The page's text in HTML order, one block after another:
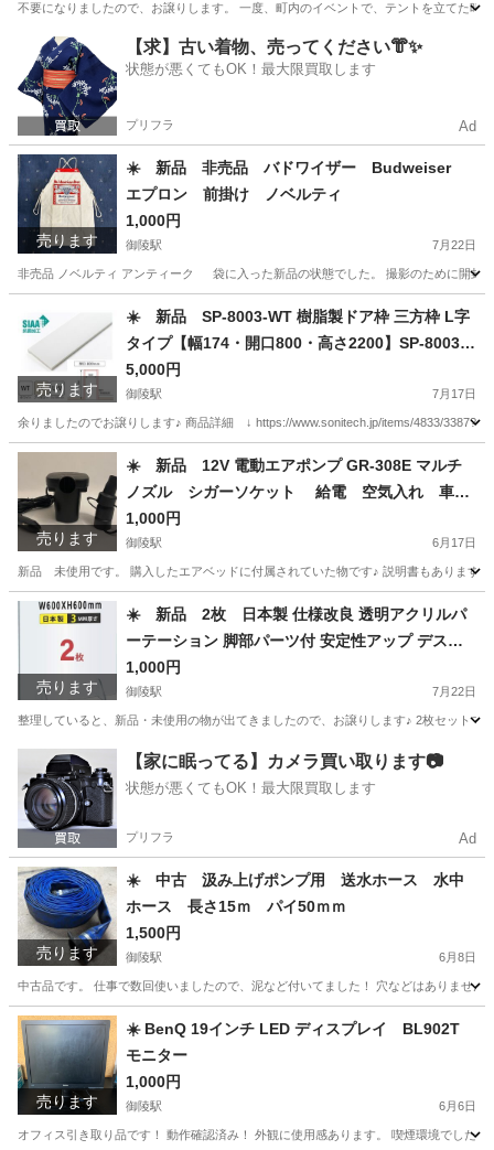
不要になりましたので、お譲りします。 一度、町内のイベントで、テントを立てた
京都 京都市 御陵駅 その他 重石
【求】古い着物、売ってください👘✨
状態が悪くてもOK！最大限買取します
プリフラ Ad
売ります
☀️ 新品 非売品 バドワイザー Budweiser
エプロン 前掛け ノベルティ
1,000円
御陵駅 7月22日
非売品 ノベルティ アンティーク 袋に入った新品の状態でした。 撮影のために
御陵駅 ノベルティ
売ります
☀️ 新品 SP-8003-WT 樹脂製ドア枠 三方枠 L字
タイプ【幅174・開口800・高さ2200】SP-8003-
WT ホワイト 城東テクノ (幅)174・(開口)800・(高
さ)2200【WT
5,000円
御陵駅 7月17日
余りましたのでお譲りします♪ 商品詳細 ↓ https://www.sonitech.jp/items/4833/
京都 京都市 御陵駅 その他
売ります
☀️ 新品 12V 電動エアポンプ GR-308E マルチ
ノズル シガーソケット 給電 空気入れ 車
カー用品
1,000円
御陵駅 6月17日
新品 未使用です。 購入したエアベッドに付属されていた物です♪ 説明書もあります
京都 京都市 御陵駅 その他
売ります
☀️ 新品 2枚 日本製 仕様改良 透明アクリルパ
ーテーション 脚部パーツ付 安定性アップ デスク
用スクリーン 衝立
1,000円
御陵駅 7月22日
整理していると、新品・未使用の物が出てきましたので、お譲りします♪ 2枚セッ
京都市 御陵駅 その他 衝立
【家に眠ってる】カメラ買い取ります📷
状態が悪くてもOK！最大限買取します
プリフラ Ad
売ります
☀️ 中古 汲み上げポンプ用 送水ホース 水中
ホース 長さ15ｍ パイ50ｍｍ
1,500円
御陵駅 6月8日
中古品です。 仕事で数回使いましたので、泥など付いてました！ 穴などはありま
京都 京都市 その他
売ります
☀️ BenQ 19インチ LED ディスプレイ BL902T
モニター
1,000円
御陵駅 6月6日
オフィス引き取り品です！ 動作確認済み！ 外観に使用感あります。 喫煙環境でした